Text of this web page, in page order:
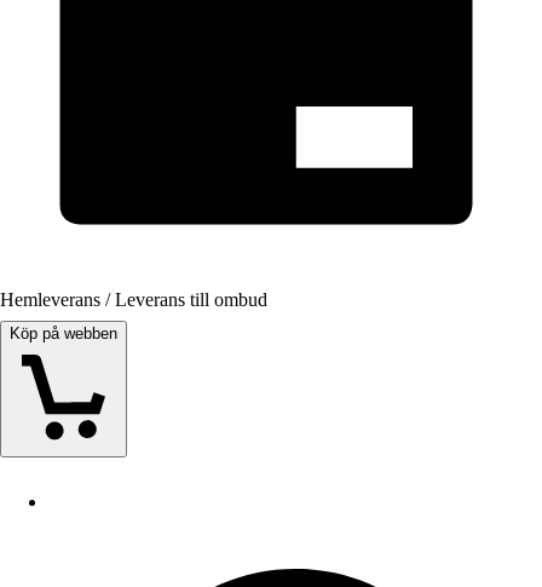
Hemleverans / Leverans till ombud
Köp på webben